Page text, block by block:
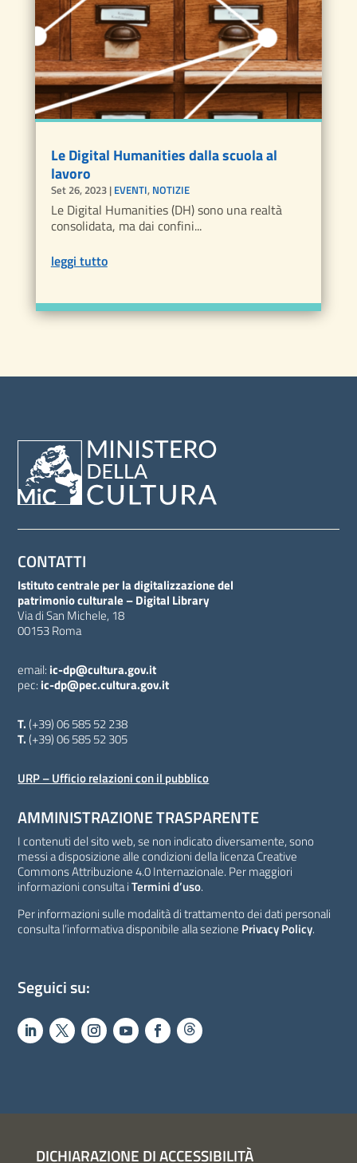
Le Digital Humanities dalla scuola al
lavoro
Set 26, 2023| EVENTI, NOTIZIE
Le Digital Humanities (DH) sono una realtà
consolidata, ma dai confini...
leggi tutto
CONTATTI
Istituto centrale per la digitalizzazione del
patrimonio culturale – Digital Library
Via di San Michele, 18
00153 Roma
email: ic-dp@cultura.gov.it
pec: ic-dp@pec.cultura.gov.it
T.(+39) 06 585 52 238
T.(+39) 06 585 52 305
URP – Ufficio relazioni con il pubblico
AMMINISTRAZIONE TRASPARENTE
I contenuti del sito web, se non indicato diversamente, sono
messi a disposizione alle condizioni della licenza Creative
Commons Attribuzione 4.0 Internazionale. Per maggiori
informazioni consulta iTermini d’uso.
Per informazioni sulle modalità di trattamento dei dati personali
consulta l’informativa disponibile alla sezione Privacy Policy.
Seguici su:
DICHIARAZIONE DI ACCESSIBILITÀ